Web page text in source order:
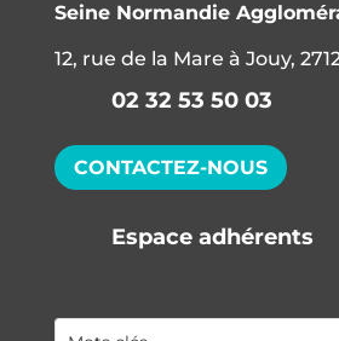
Seine Normandie
12, rue de la Mare à Jouy,
02 32 53 50 03
CONTACTEZ-NOUS
Espace adhérents